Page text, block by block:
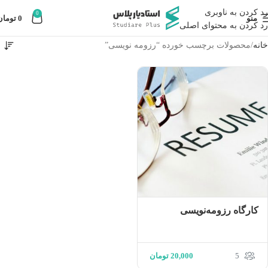
رد کردن به ناوبری
رد کردن به محتوای اصلی
منو
0
0
خانه محصولات برچسب خورده “رزومه نویسی”
کارگاه رزومه‌نویسی
5
20,000 تومان